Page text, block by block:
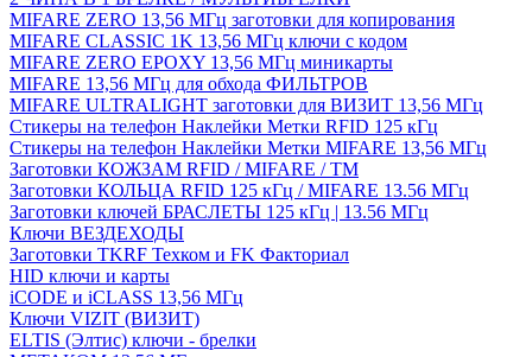
MIFARE ZERO 13,56 МГц заготовки для копирования
MIFARE CLASSIC 1K 13,56 МГц ключи с кодом
MIFARE ZERO EPOXY 13,56 МГц миникарты
MIFARE 13,56 МГц для обхода ФИЛЬТРОВ
MIFARE ULTRALIGHT заготовки для ВИЗИТ 13,56 МГц
Стикеры на телефон Наклейки Метки RFID 125 кГц
Стикеры на телефон Наклейки Метки MIFARE 13,56 МГц
Заготовки КОЖЗАМ RFID / MIFARE / TM
Заготовки КОЛЬЦА RFID 125 кГц / MIFARE 13.56 МГц
Заготовки ключей БРАСЛЕТЫ 125 кГц | 13.56 МГц
Ключи ВЕЗДЕХОДЫ
Заготовки TKRF Техком и FK Факториал
HID ключи и карты
iCODE и iCLASS 13,56 МГц
Ключи VIZIT (ВИЗИТ)
ELTIS (Элтис) ключи - брелки